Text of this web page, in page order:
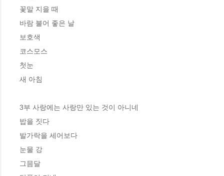
꽃말 지을 때
바람 불어 좋은 날
보호색
코스모스
첫눈
새 아침
3부 사랑에는 사랑만 있는 것이 아니네
밥을 짓다
발가락을 세어보다
눈물 강
그믐달